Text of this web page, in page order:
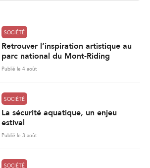
La sécurité aquatique, un enjeu
estival
Publié le 3 août
Les pompiers demandent d’élargir
la couverture des maladies
professionnelles
Publié le 31 juillet